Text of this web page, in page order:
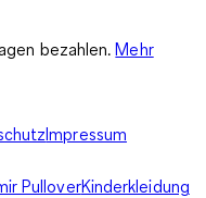
bezahlen. Mehr
Impressum
PulloverKinderkleidung